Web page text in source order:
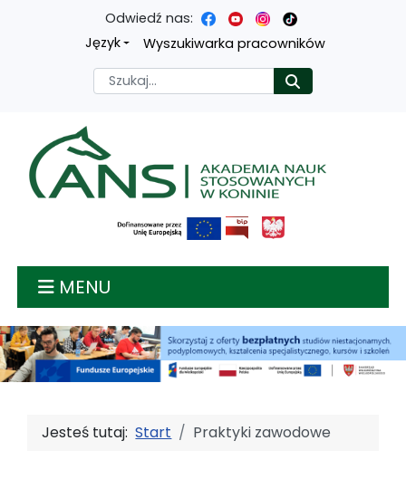
Przejdź
treści
głównej
Przejdź
menu
nawigacyjnego
Przejdź
wyszukiwarki
Przejdź
mapy
strony
Odwiedź nas:
Język
Wyszukiwarka pracowników
Szukaj
Akademia nauk
MENU
Jesteś tutaj:Start Praktyki zawodowe